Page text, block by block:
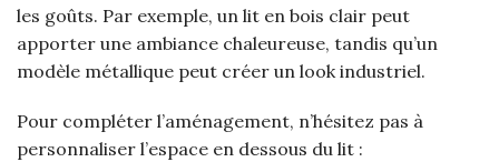
les goûts. Par exemple, un lit en bois clair peut
apporter une ambiance chaleureuse, tandis qu’un
modèle métallique peut créer un look industriel.
Pour compléter l’aménagement, n’hésitez pas à
personnaliser l’espace en dessous du lit :